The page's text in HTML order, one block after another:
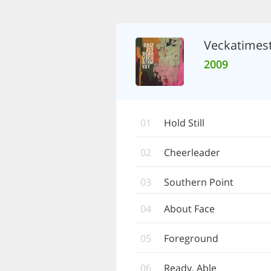
2009
01 Hold Still
02 Cheerleader
03
Southern Point
04
About Face
05 Foreground
06 Ready, Able